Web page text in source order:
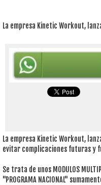
La empresa Kinetic Workout,
La empresa Kinetic Workout,
evitar complicaciones futuras y
Se trata de unos MODULOS
"PROGRAMA NACIONAL"